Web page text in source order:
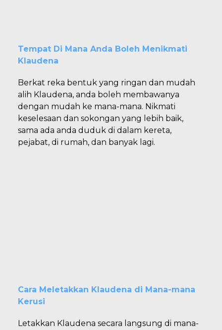
Tempat Di Mana Anda Boleh Menikmati
Klaudena
Berkat reka bentuk yang ringan dan mudah
alih Klaudena, anda boleh membawanya
dengan mudah ke mana-mana. Nikmati
keselesaan dan sokongan yang lebih baik,
sama ada anda duduk di dalam kereta,
pejabat, di rumah, dan banyak lagi.
Cara Meletakkan Klaudena di Mana-mana
Kerusi
Letakkan Klaudena secara langsung di mana-